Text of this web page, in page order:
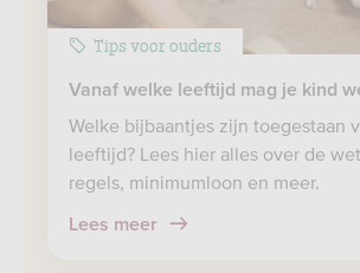
Tips voor ouders
Vanaf welke leeftijd mag je kind
Welke bijbaantjes zijn toegestaan
leeftijd? Lees hier alles over de
regels, minimumloon en meer.
Lees meer